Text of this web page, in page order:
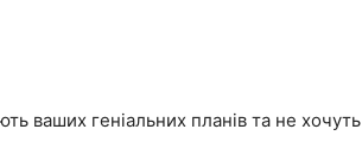
ваших геніальних планів та не хочуть